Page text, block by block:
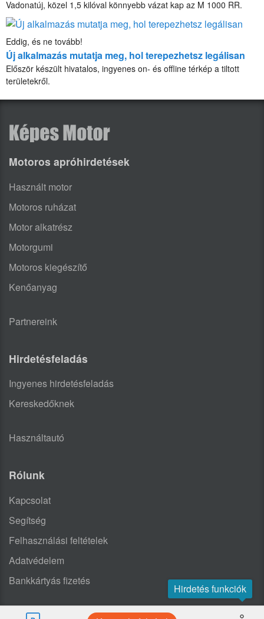
Hirdetés funkciók
Vadonatúj, közel 1,5 kilóval könnyebb vázat kap az M 1000 RR.
Eddig, és ne tovább!
Új alkalmazás mutatja meg, hol terepezhetsz legálisan
Először készült hivatalos, ingyenes on- és offline térkép a tiltott
területekről.
Motoros apróhirdetések
Használt motor
Motoros ruházat
Motor alkatrész
Motorgumi
Motoros kiegészítő
Kenőanyag
Partnereink
Hirdetésfeladás
Ingyenes hirdetésfeladás
Kereskedőknek
Használtautó
Rólunk
Kapcsolat
Segítség
Felhasználási feltételek
Adatvédelem
Bankkártyás fizetés